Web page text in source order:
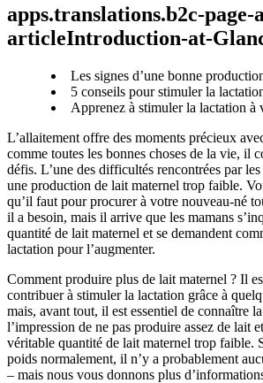
apps.translations.b2c-
articleIntroduction-at-
Les signes d’une bonne
5 conseils pour stimuler la
Apprenez à stimuler la lactation à
L’allaitement offre des moments précieux
comme toutes les bonnes choses de la vie, il
défis. L’une des difficultés rencontrées par
une production de lait maternel trop faible.
qu’il faut pour procurer à votre nouveau-né
il a besoin, mais il arrive que les mamans
quantité de lait maternel et se demandent
lactation pour l’augmenter.
Comment produire plus de lait maternel ? Il
contribuer à stimuler la lactation grâce à
mais, avant tout, il est essentiel de connaître
l’impression de ne pas produire assez de lait
véritable quantité de lait maternel trop faible.
poids normalement, il n’y a probablement
– mais nous vous donnons plus